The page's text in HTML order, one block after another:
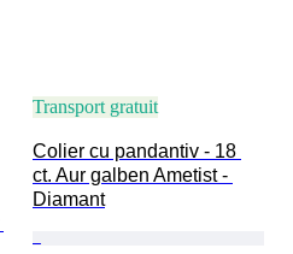
Transport gratuit
Colier cu pandantiv - 18
ct. Aur galben Ametist -
Diamant